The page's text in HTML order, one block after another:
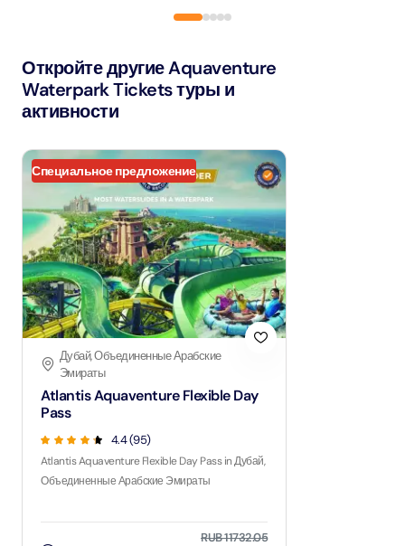
Откройте другие Aquaventure
Waterpark Tickets туры и
активности
Специальное предложение
Дубай, Объединенные Арабские
Эмираты
Atlantis Aquaventure Flexible Day
Pass
4.4 (95)
Atlantis Aquaventure Flexible Day Pass in Дубай,
Объединенные Арабские Эмираты
RUB 11732.05